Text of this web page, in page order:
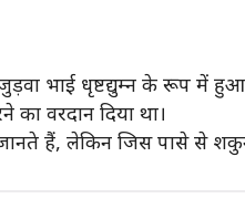
भाई धृष्टद्युम्न के रूप में
का वरदान दिया था।
हैं, लेकिन जिस पासे से